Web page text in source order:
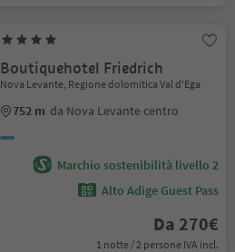
Boutiquehotel Friedrich
Nova Levante, Regione dolomitica Val d'Ega
752 m da Nova Levante centro
Marchio sostenibilità livello 2
Alto Adige Guest Pass
Da 270€
1 notte / 2 persone IVA incl.